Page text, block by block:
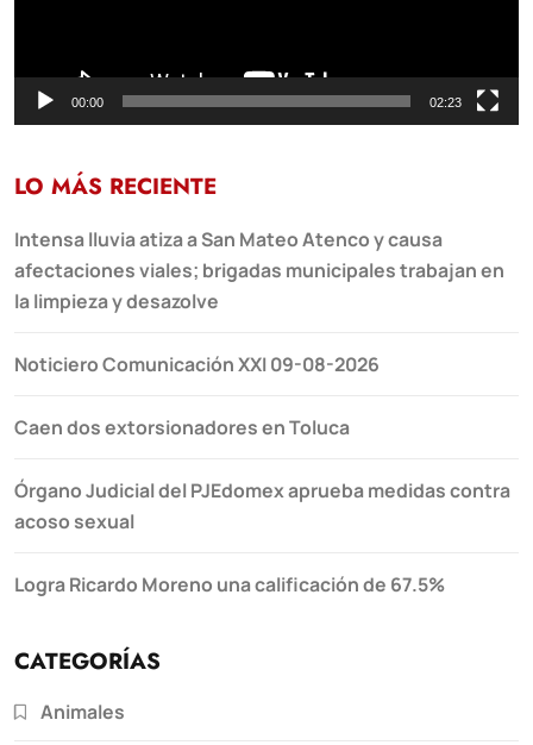
00:00 02:23
LO MÁS RECIENTE
Intensa lluvia atiza a San Mateo Atenco y causa
afectaciones viales; brigadas municipales trabajan en
la limpieza y desazolve
Noticiero Comunicación XXI 09-08-2026
Caen dos extorsionadores en Toluca
Órgano Judicial del PJEdomex aprueba medidas contra
acoso sexual
Logra Ricardo Moreno una calificación de 67.5%
CATEGORÍAS
Animales